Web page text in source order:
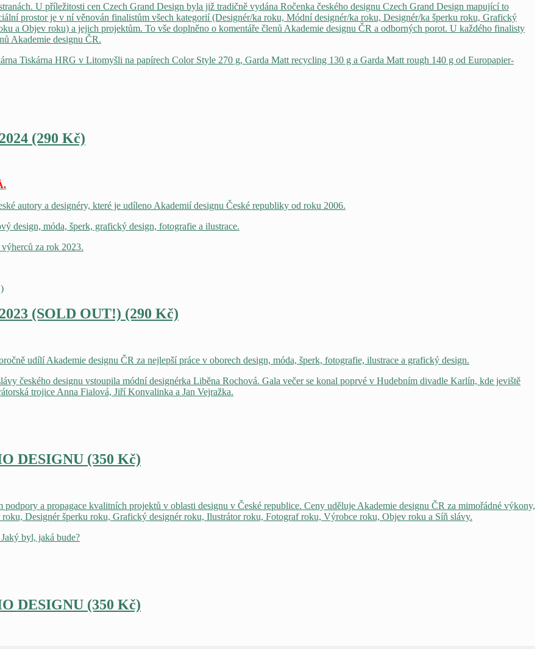
U příležitosti cen Czech Grand Design byla již tradičně vydána Ročenka českého designu Czech Grand Design mapující to
prostor je v ní věnován finalistům všech kategorií (Designér/ka roku, Módní designér/ka roku, Designér/ka šperku roku, Grafický
a Objev roku) a jejich projektům. To vše doplněno o komentáře členů Akademie designu ČR a odborných porot. U každého finalisty
Akademie designu ČR.
Tiskárna HRG v Litomyšli na papírech Color Style 270 g, Garda Matt recycling 130 g a Garda Matt rough 140 g od Europapier-
(290 Kč)
autory a designéry, které je udíleno Akademií designu České republiky od roku 2006.
design, móda, šperk, grafický design, fotografie a ilustrace.
za rok 2023.
(SOLD OUT!) (290 Kč)
udílí Akademie designu ČR za nejlepší práce v oborech design, móda, šperk, fotografie, ilustrace a grafický design.
českého designu vstoupila módní designérka Liběna Rochová. Gala večer se konal poprvé v Hudebním divadle Karlín, kde jeviště
trojice Anna Fialová, Jiří Konvalinka a Jan Vejražka.
DESIGNU (350 Kč)
a propagace kvalitních projektů v oblasti designu v České republice. Ceny uděluje Akademie designu ČR za mimořádné výkony,
Designér šperku roku, Grafický designér roku, Ilustrátor roku, Fotograf roku, Výrobce roku, Objev roku a Síň slávy.
byl, jaká bude?
DESIGNU (350 Kč)